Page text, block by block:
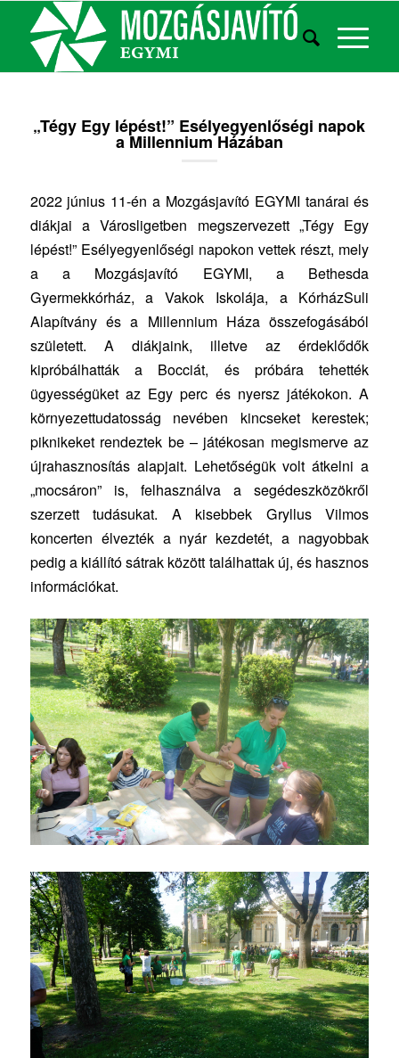
„Tégy Egy lépést!” Esélyegyenlőségi napok
a Millennium Házában
2022 június 11-én a Mozgásjavító EGYMI tanárai és
diákjai a Városligetben megszervezett „Tégy Egy
lépést!” Esélyegyenlőségi napokon vettek részt, mely
a a Mozgásjavító EGYMI, a Bethesda
Gyermekkórház, a Vakok Iskolája, a KórházSuli
Alapítvány és a Millennium Háza összefogásából
született. A diákjaink, illetve az érdeklődők
kipróbálhatták a Bocciát, és próbára tehették
ügyességüket az Egy perc és nyersz játékokon. A
környezettudatosság nevében kincseket kerestek;
piknikeket rendeztek be – játékosan megismerve az
újrahasznosítás alapjait. Lehetőségük volt átkelni a
„mocsáron” is, felhasználva a segédeszközökről
szerzett tudásukat. A kisebbek Gryllus Vilmos
koncerten élvezték a nyár kezdetét, a nagyobbak
pedig a kiállító sátrak között találhattak új, és hasznos
információkat.